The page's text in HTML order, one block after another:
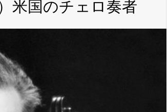
米国のチェロ奏者